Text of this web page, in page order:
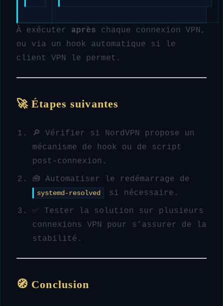
À exécuter après chaque connexion VPN,
ou via un hook automatique si le
client VPN le permet.
🚀 Étapes suivantes
🔎 Vérifier si NordVPN propose un
mécanisme de hook ou de script
post-connexion.
🧰 Automatiser le redémarrage de
systemd-resolved
si nécessaire.
✅ Tester la solution sur plusieurs
connexions VPN pour s’assurer de la
stabilité.
🧭 Conclusion